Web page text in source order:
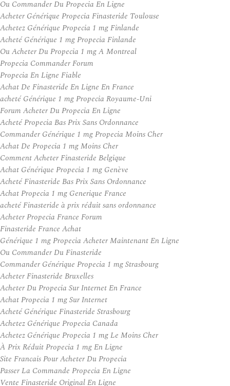
Ou Commander Du Propecia En Ligne
Acheter Générique Propecia Finasteride Toulouse
Achetez Générique Propecia 1 mg Finlande
Acheté Générique 1 mg Propecia Finlande
Ou Acheter Du Propecia 1 mg A Montreal
Propecia Commander Forum
Propecia En Ligne Fiable
Achat De Finasteride En Ligne En France
acheté Générique 1 mg Propecia Royaume-Uni
Forum Acheter Du Propecia En Ligne
Acheté Propecia Bas Prix Sans Ordonnance
Commander Générique 1 mg Propecia Moins Cher
Achat De Propecia 1 mg Moins Cher
Comment Acheter Finasteride Belgique
Achat Générique Propecia 1 mg Genève
Acheté Finasteride Bas Prix Sans Ordonnance
Achat Propecia 1 mg Generique France
acheté Finasteride à prix réduit sans ordonnance
Acheter Propecia France Forum
Finasteride France Achat
Générique 1 mg Propecia Acheter Maintenant En Ligne
Ou Commander Du Finasteride
Commander Générique Propecia 1 mg Strasbourg
Acheter Finasteride Bruxelles
Acheter Du Propecia Sur Internet En France
Achat Propecia 1 mg Sur Internet
Acheté Générique Finasteride Strasbourg
Achetez Générique Propecia Canada
Achetez Générique Propecia 1 mg Le Moins Cher
À Prix Réduit Propecia 1 mg En Ligne
Site Francais Pour Acheter Du Propecia
Passer La Commande Propecia En Ligne
Vente Finasteride Original En Ligne